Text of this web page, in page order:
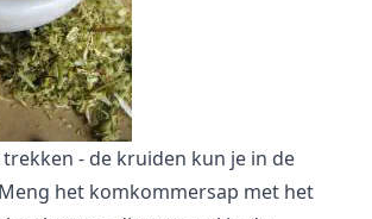
- de kruiden kun je in de
het komkommersap met het